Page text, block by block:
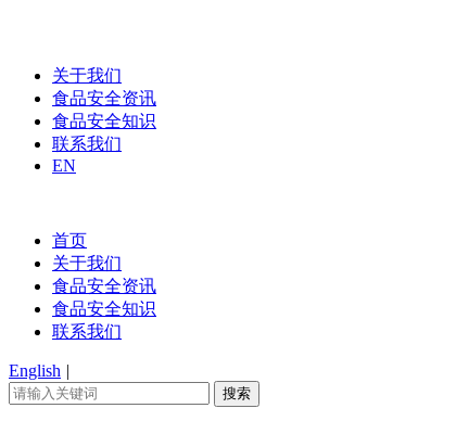
关于我们
食品安全资讯
食品安全知识
联系我们
EN
首页
关于我们
食品安全资讯
食品安全知识
联系我们
English |